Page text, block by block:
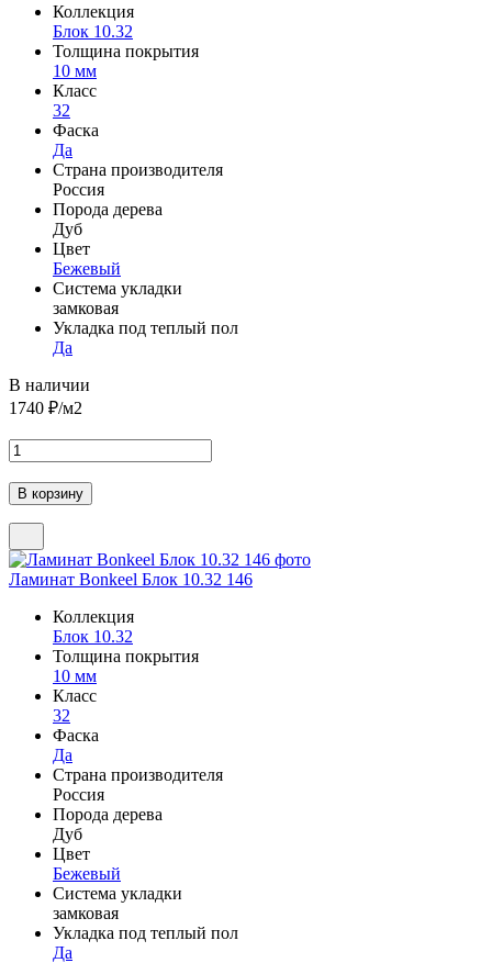
Коллекция
Блок 10.32
Толщина покрытия
10 мм
Класс
32
Фаска
Да
Страна производителя
Россия
Порода дерева
Дуб
Цвет
Бежевый
Система укладки
замковая
Укладка под теплый пол
Да
В наличии
1740 ₽/м2
Ламинат Bonkeel Блок 10.32 146
Коллекция
Блок 10.32
Толщина покрытия
10 мм
Класс
32
Фаска
Да
Страна производителя
Россия
Порода дерева
Дуб
Цвет
Бежевый
Система укладки
замковая
Укладка под теплый пол
Да